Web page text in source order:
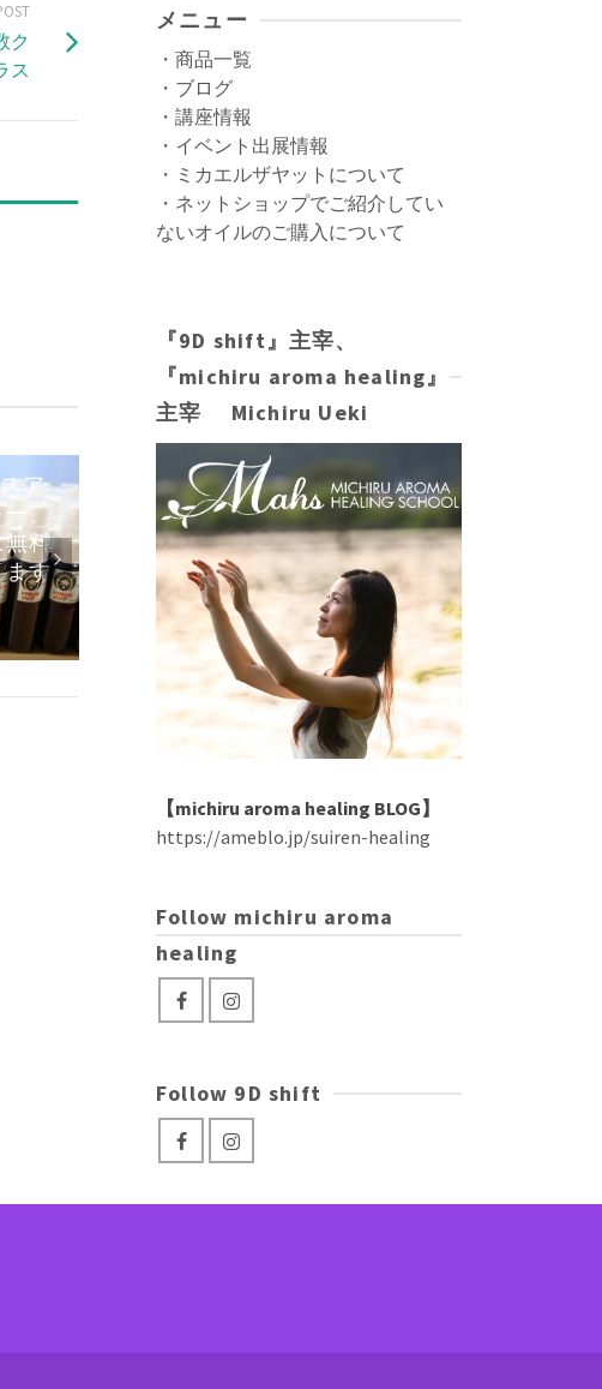
ク
ス
ア
、
無料
す
BLOG記事：インナーチ
ャイルドとつながるミカ
エルザヤットオイル
BLOG記事：
ヤットオイル
GO（レットゴ
メニュー
・商品一覧
・ブログ
・講座情報
・イベント出展情報
・ミカエルザヤットについて
・ネットショップでご紹介してい
ないオイルのご購入について
『9D shift』主宰、
『michiru aroma healing』
主宰 Michiru Ueki
【michiru aroma healing BLOG】
https://ameblo.jp/suiren-healing
Follow michiru aroma
healing
Follow 9D shift